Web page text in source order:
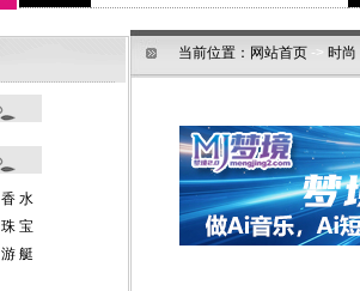
香 水
珠 宝
游 艇
当前位置： 网站首页 -> 时尚